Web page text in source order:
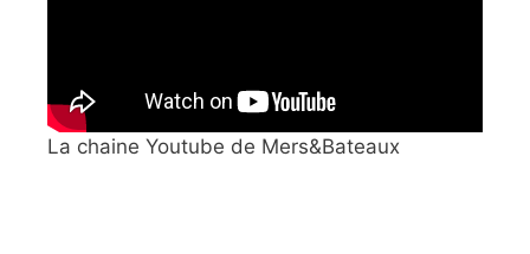
La chaine Youtube de Mers&Bateaux